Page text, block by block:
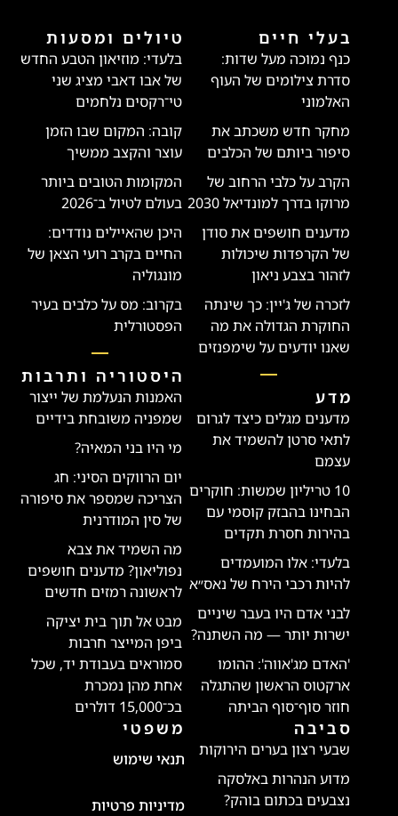
בעלי חיים
כנף נמוכה מעל שדות:
סדרת צילומים של העוף
האלמוני
מחקר חדש משכתב את
סיפור ביותם של הכלבים
הקרב על כלבי הרחוב של
מרוקו בדרך למונדיאל 2030
מדענים חושפים את סודן
של הקרפדות שיכולות
לזהור בצבע ניאון
לזכרה של ג'יין: כך שינתה
החוקרת הגדולה את מה
שאנו יודעים על שימפנזים
מדע
מדענים מגלים כיצד לגרום
לתאי סרטן להשמיד את
עצמם
10 טריליון שמשות: חוקרים
הבחינו בהבזק קוסמי עם
בהירות חסרת תקדים
בלעדי: אלו המועמדים
להיות רכבי הירח של נאס״א
לבני אדם היו בעבר שיניים
ישרות יותר — מה השתנה?
'האדם מג'אווה': ההומו
ארקטוס הראשון שהתגלה
חוזר סוף־סוף הביתה
טיולים ומסעות
בלעדי: מוזיאון הטבע החדש
של אבו דאבי מציג שני
טי־רקסים נלחמים
קובה: המקום שבו הזמן
עוצר והקצב ממשיך
המקומות הטובים ביותר
בעולם לטיול ב־2026
היכן שהאיילים נודדים:
החיים בקרב רועי הצאן של
מונגוליה
בקרוב: מס על כלבים בעיר
הפסטורלית
היסטוריה ותרבות
האמנות הנעלמת של ייצור
שמפניה משובחת בידיים
מי היו בני המאיה?
יום הרווקים הסיני: חג
הצריכה שמספר את סיפורה
של סין המודרנית
מה השמיד את צבא
נפוליאון? מדענים חושפים
לראשונה רמזים חדשים
מבט אל תוך בית יציקה
ביפן המייצר חרבות
סמוראים בעבודת יד, שכל
אחת מהן נמכרת
בכ־15,000 דולרים
סביבה
שבעי רצון בערים הירוקות
מדוע הנהרות באלסקה
נצבעים בכתום בוהק?
משפטי
תנאי שימוש
מדיניות פרטיות